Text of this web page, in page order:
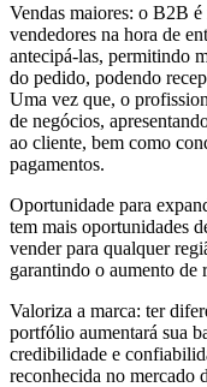
Vendas maiores: o B2B
vendedores na hora de
antecipá-las, permitindo
do pedido, podendo
Uma vez que, o
de negócios,
ao cliente, bem como
pagamentos.
Oportunidade para
tem mais oportunidades
vender para qualquer
garantindo o aumento de
Valoriza a marca: ter
portfólio aumentará sua
credibilidade e
reconhecida no mercado